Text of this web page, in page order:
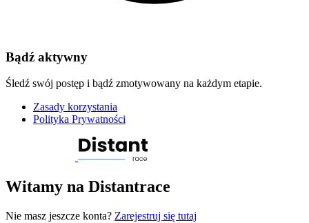
Bądź aktywny
Śledź swój postęp i bądź zmotywowany na każdym etapie.
Zasady korzystania
Polityka Prywatności
Witamy na Distantrace
Nie masz jeszcze konta? Zarejestruj się tutaj